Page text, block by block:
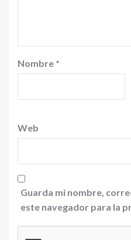
Nombre *
Web
Guarda mi nombre,
este navegador para la